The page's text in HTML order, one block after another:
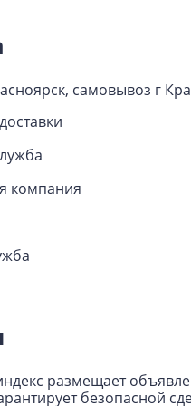
самовывоз г
компания
размещает
безопасной